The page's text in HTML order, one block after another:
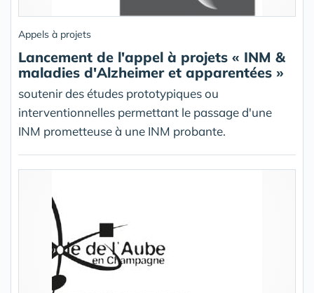
Appels à projets
Lancement de l'appel à projets « INM &
maladies d'Alzheimer et apparentées »
soutenir des études prototypiques ou
interventionnelles permettant le passage d'une
INM prometteuse à une INM probante.